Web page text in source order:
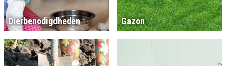
Dierbenodigdheden Gazon